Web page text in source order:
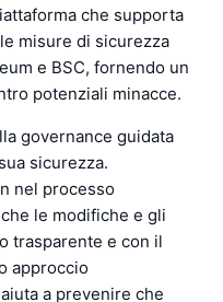
che supporta
misure di sicurezza
e BSC, fornendo un
potenziali minacce.
governance guidata
sicurezza.
nel processo
le modifiche e gli
trasparente e con il
approccio
a prevenire che